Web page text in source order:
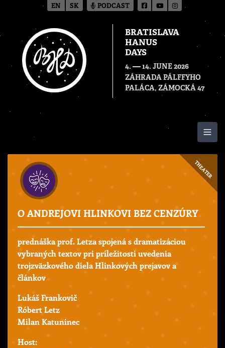
BRATISLAVA
HANUS
DAYS
4. — 14. JUNE 2026
ZÁHRADA PÁLFFYHO
PALÁCA, ZÁMOCKÁ 47
THEATER
O ANDREJOVI HLINKOVI BEZ CENZÚRY
prednáška prof. Letza spojená s dramatizáciou
vybraných textov pri príležitosti uvedenia
trojzväzkového diela Hlinkových prejavov a
článkov
Lukáš Frankovič
Róbert Letz
Milan Katuninec
Host:
EN SK PODCAST